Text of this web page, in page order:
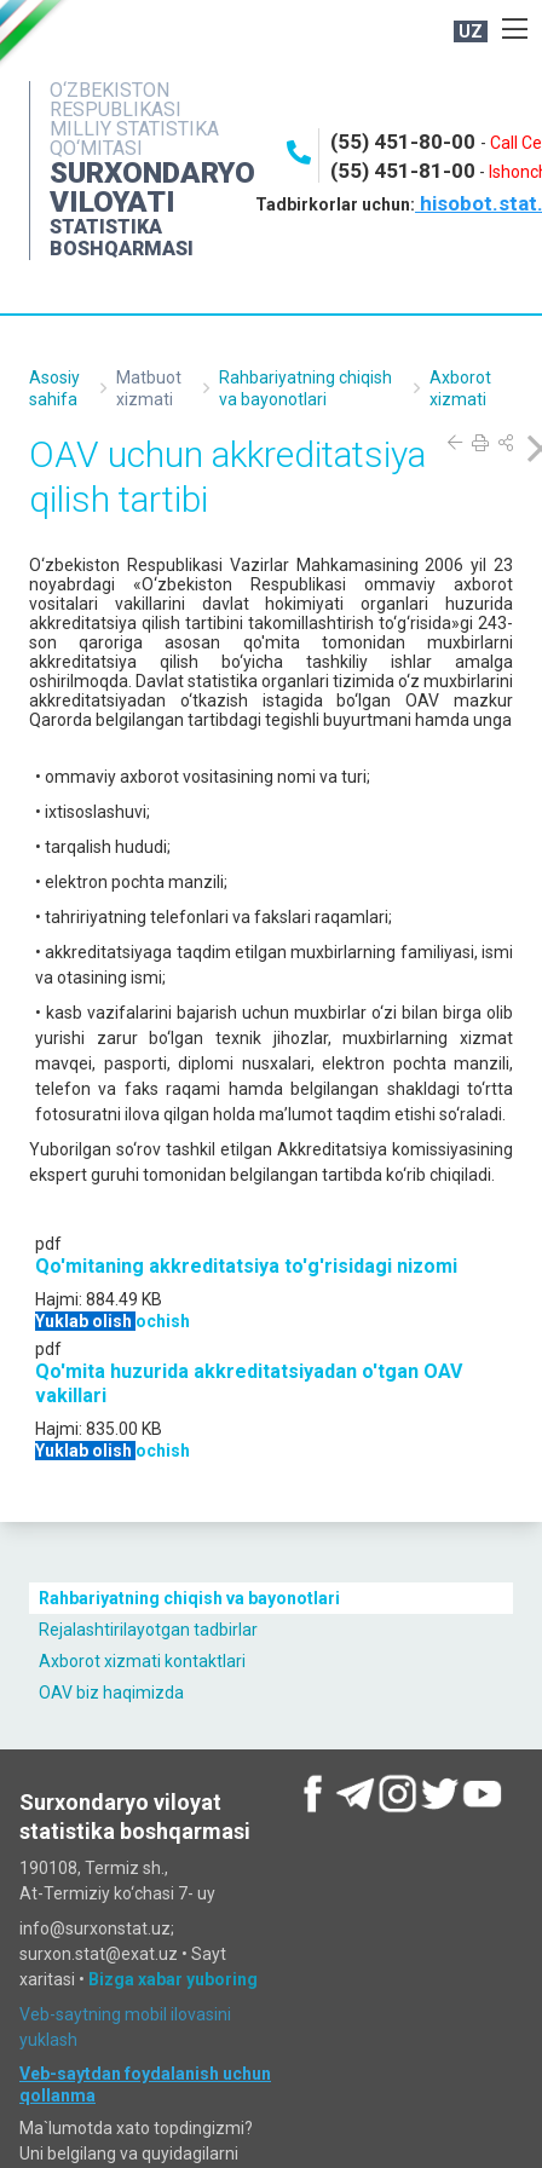
UZ
O‘ZBEKISTON
RESPUBLIKASI
MILLIY STATISTIKA
QO‘MITASI
SURXONDARYO
VILOYATI
STATISTIKA
BOSHQARMASI
(55) 451-80-00 -Call
(55) 451-81-00 -
Tadbirkorlar uchun:
OCHIQ MA'LUMOTLAR
NASHRLAR
INTERAKTIV XIZMATLAR
MATBUOT XIZMATI
Rahbariyatning chiqish va bayonotlari
Rejalashtirilayotgan tadbirlar
Axborot xizmati kontaktlari
OAV biz haqimizda
Asosiy
sahifa
Matbuot
xizmati
Rahbariyatning chiqish
va bayonotlari
Axborot
xizmati
OAV uchun akkreditatsiya
qilish tartibi
O‘zbekiston Respublikasi Vazirlar Mahkamasining 2006 yil 23
noyabrdagi «O‘zbekiston Respublikasi ommaviy axborot
vositalari vakillarini davlat hokimiyati organlari huzurida
akkreditatsiya qilish tartibini takomillashtirish to‘g‘risida»gi 243-
son qaroriga asosan qo'mita tomonidan muxbirlarni
akkreditatsiya qilish bo‘yicha tashkiliy ishlar amalga
oshirilmoqda. Davlat statistika organlari tizimida o‘z muxbirlarini
akkreditatsiyadan o‘tkazish istagida bo‘lgan OAV mazkur
Qarorda belgilangan tartibdagi tegishli buyurtmani hamda unga
• ommaviy axborot vositasining nomi va turi;
• ixtisoslashuvi;
• tarqalish hududi;
• elektron pochta manzili;
• tahririyatning telefonlari va fakslari raqamlari;
• akkreditatsiyaga taqdim etilgan muxbirlarning familiyasi, ismi
va otasining ismi;
• kasb vazifalarini bajarish uchun muxbirlar o‘zi bilan birga olib
yurishi zarur bo‘lgan texnik jihozlar, muxbirlarning xizmat
mavqei, pasporti, diplomi nusxalari, elektron pochta manzili,
telefon va faks raqami hamda belgilangan shakldagi to‘rtta
fotosuratni ilova qilgan holda ma’lumot taqdim etishi so‘raladi.
Yuborilgan so‘rov tashkil etilgan Akkreditatsiya komissiyasining
ekspert guruhi tomonidan belgilangan tartibda ko‘rib chiqiladi.
pdf
Qo'mitaning akkreditatsiya to'g'risidagi nizomi
Hajmi: 884.49 KB
Yuklab olish ochish
pdf
Qo'mita huzurida akkreditatsiyadan o'tgan OAV
vakillari
Hajmi: 835.00 KB
Yuklab olish ochish
Surxondaryo viloyat
statistika boshqarmasi
190108, Termiz sh.,
At-Termiziy ko‘chasi 7- uy
info@surxonstat.uz;
surxon.stat@exat.uz • Sayt
xaritasi • Bizga xabar yuboring
Veb-saytning mobil ilovasini
yuklash
Veb-saytdan foydalanish uchun
qollanma
Ma`lumotda xato topdingizmi?
Uni belgilang va quyidagilarni